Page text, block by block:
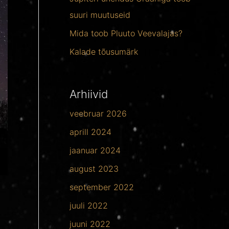
suuri muutuseid
Mida toob Pluuto Veevalajas?
Kalade tõusumärk
Arhiivid
veebruar 2026
aprill 2024
jaanuar 2024
august 2023
september 2022
juuli 2022
juuni 2022